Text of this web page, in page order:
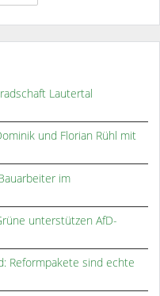
Lautertal
und Florian Rühl mit
im
unterstützen AfD-
Reformpakete sind echte